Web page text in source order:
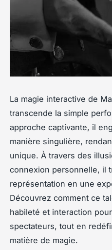
La magie interactive de
transcende la simple
approche captivante, il
manière singulière,
unique. À travers des
connexion personnelle, il
représentation en une
Découvrez comment ce
habileté et interaction
spectateurs, tout en
matière de magie.